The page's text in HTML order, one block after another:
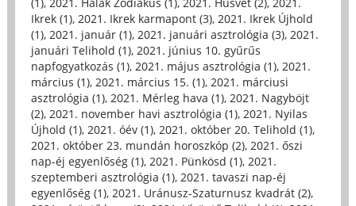
Ikrek (1), 2021. Ikrek karmapont (3), 2021. Ikrek Újhold
(1), 2021. január (1), 2021. januári asztrológia (3), 2021.
januári Telihold (1), 2021. június 10. gyűrűs
napfogyatkozás (1), 2021. május asztrológia (1), 2021.
március (1), 2021. március 15. (1), 2021. márciusi
asztrológia (1), 2021. Mérleg hava (1), 2021. Nagyböjt
(2), 2021. november havi asztrológia (1), 2021. Nyilas
Újhold (1), 2021. óév (1), 2021. október 20. Telihold (1),
2021. október 23. mundán horoszkóp (2), 2021. őszi
nap-éj egyenlőség (1), 2021. Pünkösd (1), 2021.
szeptemberi asztrológia (1), 2021. tavaszi nap-éj
egyenlőség (1), 2021. Uránusz-Szaturnusz kvadrát (2),